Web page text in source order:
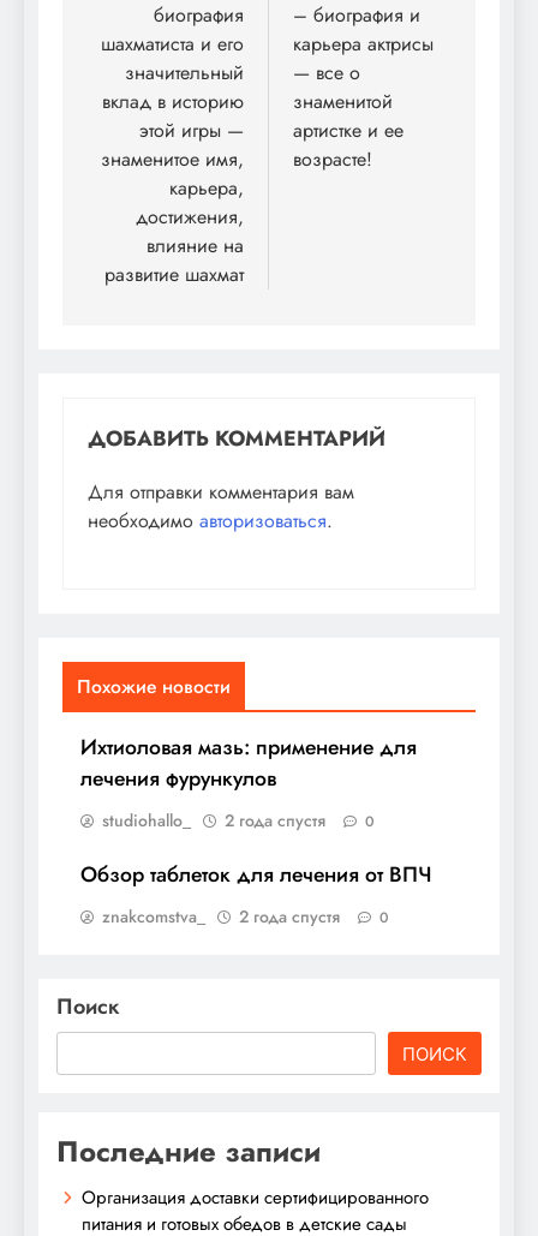
записямбиография
шахматиста и его
значительный
вклад в историю
этой игры —
знаменитое имя,
карьера,
достижения,
влияние на
развитие шахмат
– биография и
карьера актрисы
— все о
знаменитой
артистке и ее
возрасте!
ДОБАВИТЬ КОММЕНТАРИЙ
Для отправки комментария вам
необходимо авторизоваться.
Похожие новости
Ихтиоловая мазь: применение для
лечения фурункулов
studiohallo_ 2 года спустя 0
Обзор таблеток для лечения от ВПЧ
znakcomstva_ 2 года спустя 0
Поиск
ПОИСК
Последние записи
Организация доставки сертифицированного
питания и готовых обедов в детские сады